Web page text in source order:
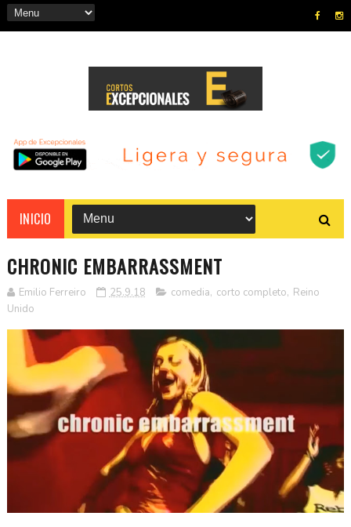
INICIO
CHRONIC EMBARRASSMENT
Emilio Ferreiro 25.9.18 comedia, corto completo, Reino
Unido